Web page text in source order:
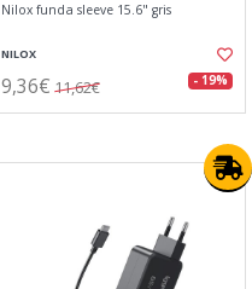
Nilox funda sleeve 15.6" gris
NILOX
9,36€ 11,62€ - 19%